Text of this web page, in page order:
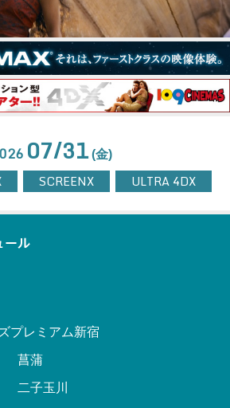
07/31(金)
SCREENX ULTRA 4DX
プレミアム新宿
菖蒲
二子玉川